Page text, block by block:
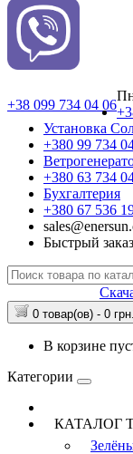
+38 099 734 04 06
Установка
+380 99 734
+380 63 734
Бухгалтерия
+380 67 536
Быстрый заказ
0 товар(ов) - 0 грн.
В корзине
Категории
КАТАЛОГ